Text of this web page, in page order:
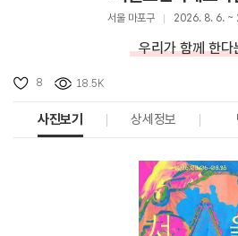
서울 마포구 2026. 8. 6. ~
우리가 함께 한다
8 18.5K
사진보기 상세정보